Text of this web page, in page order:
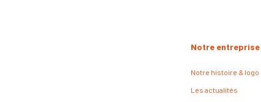
Notre entreprise
Notre histoire & logo
Les actualités